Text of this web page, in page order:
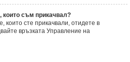
които съм прикачвал?
които сте прикачвали, отидете в
връзката Управление на